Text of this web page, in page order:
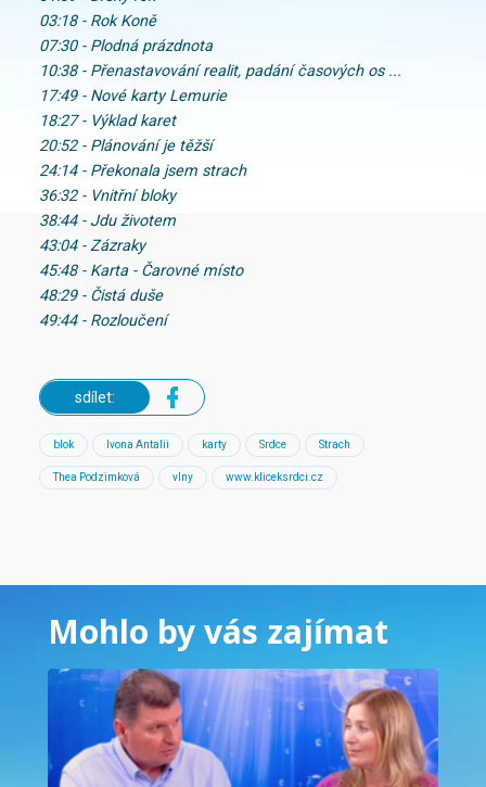
03:18 - Rok Koně
07:30 - Plodná prázdnota
10:38 - Přenastavování realit, padání časových os ...
17:49 - Nové karty Lemurie
18:27 - Výklad karet
20:52 - Plánování je těžší
24:14 - Překonala jsem strach
36:32 - Vnitřní bloky
38:44 - Jdu životem
43:04 - Zázraky
45:48 - Karta - Čarovné místo
48:29 - Čistá duše
49:44 - Rozloučení
sdílet:
blok Ivona Antalii karty Srdce Strach
Thea Podzimková vlny www.kliceksrdci.cz
Mohlo by vás zajímat